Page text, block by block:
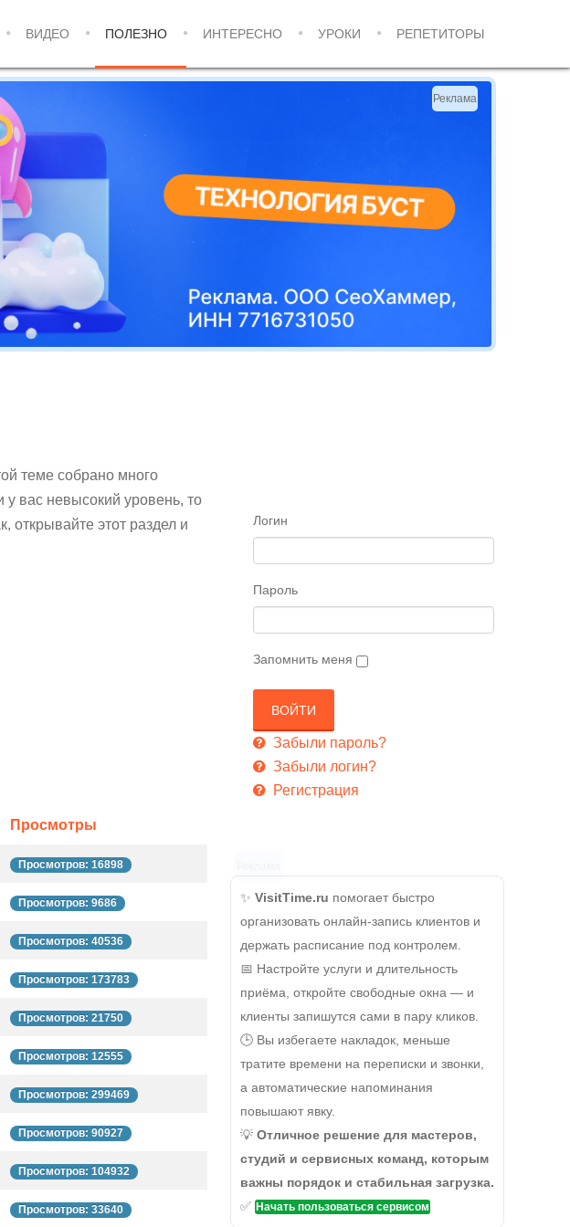
ВИДЕО ПОЛЕЗНО ИНТЕРЕСНО УРОКИ РЕПЕТИТОРЫ
Реклама
теме собрано много
вас невысокий уровень, то
открывайте этот раздел и
Просмотры
Просмотров: 16898
Просмотров: 9686
Просмотров: 40536
Просмотров: 173783
Просмотров: 21750
Просмотров: 12555
Просмотров: 299469
Просмотров: 90927
Просмотров: 104932
Просмотров: 33640
Логин
Пароль
Запомнить меня
Забыли пароль?
Забыли логин?
Регистрация
✨ VisitTime.ru помогает быстро
организовать онлайн-запись клиентов и
держать расписание под контролем.
📅 Настройте услуги и длительность
приёма, откройте свободные окна — и
клиенты запишутся сами в пару кликов.
🕒 Вы избегаете накладок, меньше
тратите времени на переписки и звонки,
а автоматические напоминания
повышают явку.
💡 Отличное решение для мастеров,
студий и сервисных команд, которым
важны порядок и стабильная загрузка.
✅ Начать пользоваться сервисом